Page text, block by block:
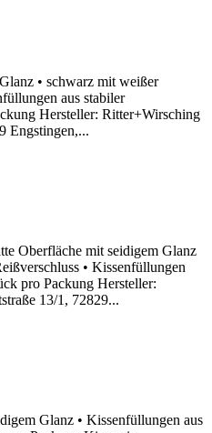
• schwarz mit weißer
aus stabiler
Hersteller: Ritter+Wirsching
Engstingen,...
Oberfläche mit seidigem Glanz
• Kissenfüllungen
pro Packung Hersteller:
13/1, 72829...
Glanz • Kissenfüllungen aus